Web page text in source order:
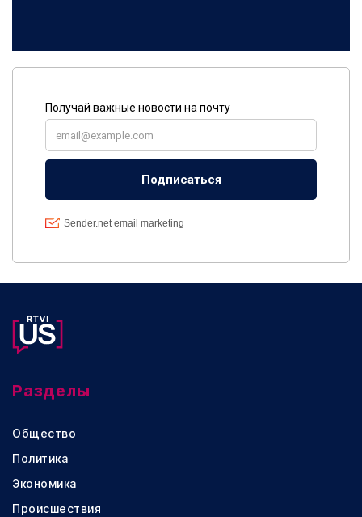
Разделы
Общество
Политика
Экономика
Происшествия